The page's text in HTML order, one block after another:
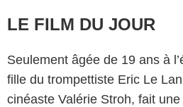
LE FILM DU JOUR
Seulement âgée de 19 ans à
fille du trompettiste Eric Le
cinéaste Valérie Stroh, fait